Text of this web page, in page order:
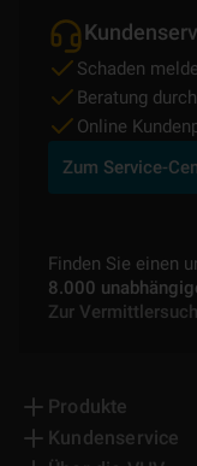
Schaden
Beratung
Online
Zum Service-
Finden Sie einen
8.000
Zur
Produkte
Kundenservice